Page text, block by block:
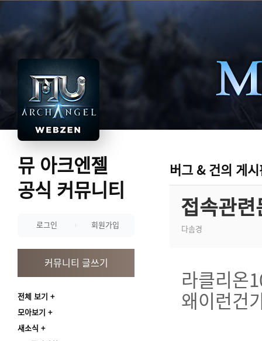
뮤 아크엔젤
공식 커뮤니티
로그인 회원가입
커뮤니티 글쓰기
전체 보기
모아보기
새소식
버그 & 건의 게
접속관
다솜경
라클리온
왜이런건